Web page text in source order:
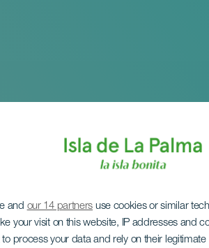
and our 14 partners use cookies or similar
your visit on this website, IP addresses and
process your data and rely on their